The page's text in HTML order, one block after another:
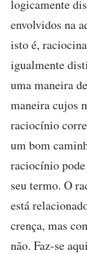
logicamente
envolvidos na
isto é,
igualmente
uma maneira
maneira cujos
raciocínio
um bom
raciocínio
seu termo. O
está
crença, mas
não. Faz-se